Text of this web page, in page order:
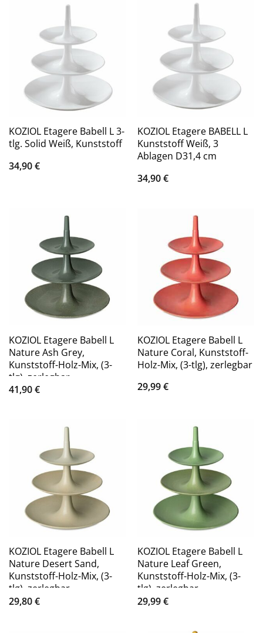
KOZIOL Etagere Babell L 3-
tlg. Solid Weiß, Kunststoff
34,90€
KOZIOL Etagere BABELL L
Kunststoff Weiß, 3
Ablagen D31,4 cm
34,90€
KOZIOL Etagere Babell L
Nature Ash Grey,
Kunststoff-Holz-Mix, (3-
tlg), zerlegbar
41,90€
KOZIOL Etagere Babell L
Nature Coral, Kunststoff-
Holz-Mix, (3-tlg), zerlegbar
29,99€
KOZIOL Etagere Babell L
Nature Desert Sand,
Kunststoff-Holz-Mix, (3-
tlg), zerlegbar
29,80€
KOZIOL Etagere Babell L
Nature Leaf Green,
Kunststoff-Holz-Mix, (3-
tlg), zerlegbar
29,99€